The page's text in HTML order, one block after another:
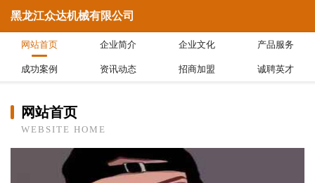
黑龙江众达机械有限公司
网站首页 企业简介 企业文化 产品服务
成功案例 资讯动态 招商加盟 诚聘英才
网站首页
WEBSITE HOME